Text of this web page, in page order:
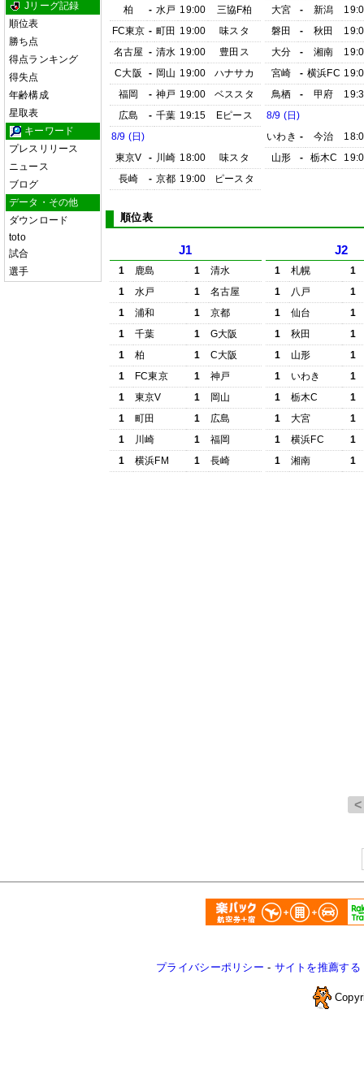
Jリーグ記録
順位表
勝ち点
得点ランキング
得失点
年齢構成
星取表
キーワード
プレスリリース
ニュース
ブログ
データ・その他
ダウンロード
toto
試合
選手
柏
- 水戸 19:00
三協F柏
FC東京 - 町田 19:00
味スタ
名古屋 - 清水 19:00
豊田ス
C大阪
- 岡山 19:00
ハナサカ
福岡
- 神戸 19:00
ベススタ
広島
- 千葉 19:15
Eピース
8/9 (日)
東京V
- 川崎 18:00
味スタ
長崎
- 京都 19:00 ピースタ
大宮
- 新潟
磐田
- 秋田
大分
- 湘南
宮崎
- 横浜FC
鳥栖
- 甲府
8/9 (日)
いわき - 今治
山形
- 栃木C
順位表
J1
1 鹿島 1
清水
1
水戸 1
名古屋
1
浦和 1
京都
1
千葉 1
G大阪
1
柏 1
C大阪
1
FC東京 1
神戸
1
東京V 1
岡山
1
町田 1
広島
1
川崎 1
福岡
1
横浜FM 1 長崎
J2
1 札幌
1
1
八戸
1
1
仙台
1
1
秋田
1
1
山形
1
1
いわき
1
1
栃木C
1
1
大宮
1
1
横浜FC
1
1
湘南 1
プライバシーポリシー - サイトを推薦する